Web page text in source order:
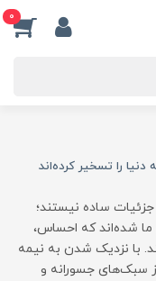
0
ساده نیستند؛
شده‌اند که احساس،
با نزدیک شدن به نیمه
هم از سبک‌های جسورانه و